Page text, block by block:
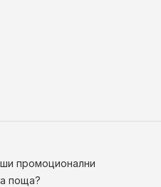
промоционални
поща?